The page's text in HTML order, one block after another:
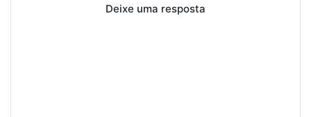
Deixe uma resposta